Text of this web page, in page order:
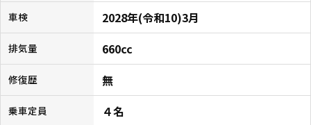
車検 2028年(令和10)3月
排気量 660cc
修復歴 無
乗車定員 ４名